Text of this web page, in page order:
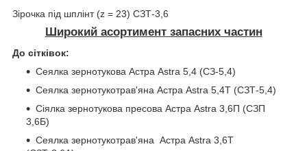
Зірочка під шплінт (z = 23) СЗТ-3,6
Широкий асортимент запасних частин
До сітківок:
Сеялка зернотукова Астра Astra 5,4 (СЗ-5,4)
Сеялка зернотукотрав'яна Астра Astra 5,4Т (СЗТ-5,4)
Сіялка зернотукова пресова Астра Astra 3,6П (СЗП
3,6Б)
Сеялка зернотукотрав'яна Астра Astra 3,6Т